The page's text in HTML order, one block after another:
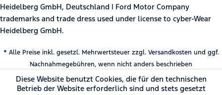
Heidelberg GmbH, Deutschland | Ford Motor Company
trademarks and trade dress used under license to cyber-Wear
Heidelberg GmbH.
* Alle Preise inkl. gesetzl. Mehrwertsteuer zzgl. Versandkosten und ggf.
Nachnahmegebühren, wenn nicht anders beschrieben
Diese Website benutzt Cookies, die für den technischen
Betrieb der Website erforderlich sind und stets gesetzt